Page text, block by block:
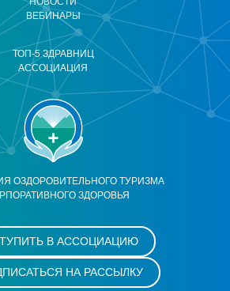
ОЗДОРОВИТЕЛЬНОГО ТУРИЗМА
ЗДОРОВЬЯ
ВЕБИНАРЫ
ТОП-5 ЗДРАВНИЦ
АССОЦИАЦИЯ
В АССОЦИАЦИЮ
НА РАССЫЛКУ